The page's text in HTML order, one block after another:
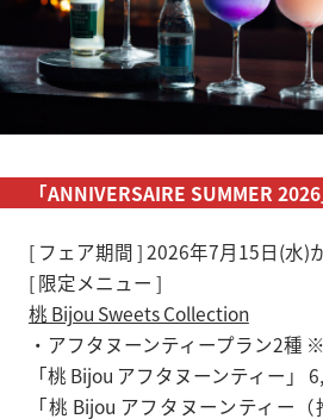
「ANNIVERSAIRE SUMMER
[ フェア期間 ] 2026年7月15日(水)
[ 限定メニュー ]
桃 Bijou Sweets Collection
・アフタヌーンティープラン2種
「桃 Bijou アフタヌーンティー」
「桃 Bijou アフタヌーンティー